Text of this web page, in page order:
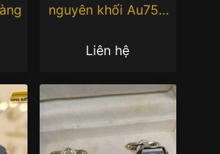
nguyên khối Au750
Liên hệ